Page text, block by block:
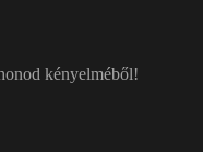
kényelméből!